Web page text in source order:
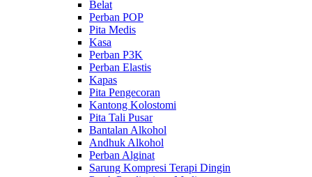
Belat
Perban POP
Pita Medis
Kasa
Perban P3K
Perban Elastis
Kapas
Pita Pengecoran
Kantong Kolostomi
Pita Tali Pusar
Bantalan Alkohol
Andhuk Alkohol
Perban Alginat
Sarung Kompresi Terapi Dingin